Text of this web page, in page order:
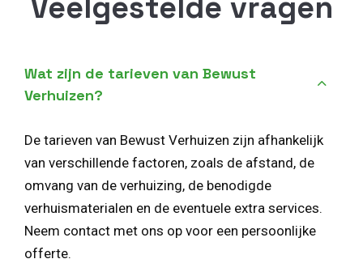
Wat zijn de tarieven van Bewust
Verhuizen?
De tarieven van Bewust Verhuizen zijn afhankelijk
van verschillende factoren, zoals de afstand, de
omvang van de verhuizing, de benodigde
verhuismaterialen en de eventuele extra services.
Neem contact met ons op voor een persoonlijke
offerte.